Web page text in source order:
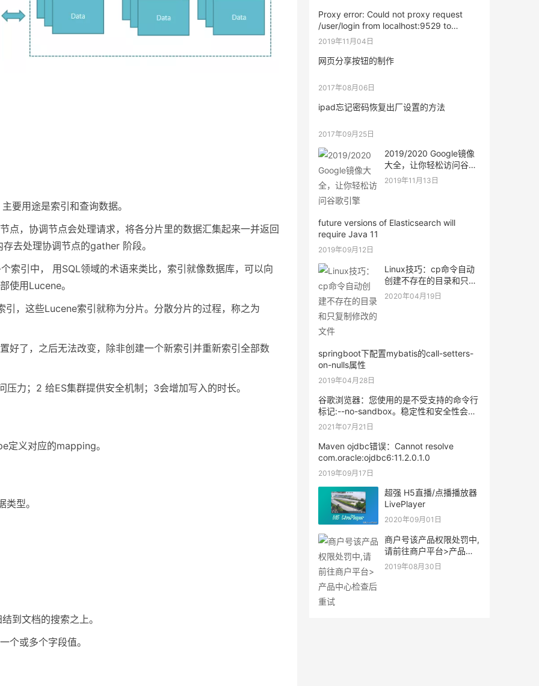
要用途是索引和查询数据。
点，协调节点会处理请求，将各分片里的数据汇集起来一并返回
去处理协调节点的gather 阶段。
索引中， 用SQL领域的术语来类比，索引就像数据库，可以向
使用Lucene。
引，这些Lucene索引就称为分片。分散分片的过程，称之为
好了，之后无法改变，除非创建一个新索引并重新索引全部数
压力；2 给ES集群提供安全机制；3会增加写入的时长。
义对应的mapping。
型。
到文档的搜索之上。
个或多个字段值。
Proxy error: Could not proxy request
/user/login from localhost:9529 to
http://127.0.0.1:9528/mock.
2019年11月04日
网页分享按钮的制作
2017年08月06日
ipad忘记密码恢复出厂设置的方法
2017年09月25日
2019/2020 Google镜像
大全，让你轻松访问谷歌
引擎
2019年11月13日
future versions of Elasticsearch will
require Java 11
2019年09月12日
Linux技巧：cp命令自动
创建不存在的目录和只复
制修改的文件
2020年04月19日
springboot下配置mybatis的call-setters-
on-nulls属性
2019年04月28日
谷歌浏览器：您使用的是不受支持的命令行
标记:--no-sandbox。稳定性和安全性会有
所下降。
2021年07月21日
Maven ojdbc错误：Cannot resolve
com.oracle:ojdbc6:11.2.0.1.0
2019年09月17日
超强 H5直播/点播播放器
LivePlayer
2020年09月01日
商户号该产品权限处罚中,
请前往商户平台>产品中
心检查后重试
2019年08月30日